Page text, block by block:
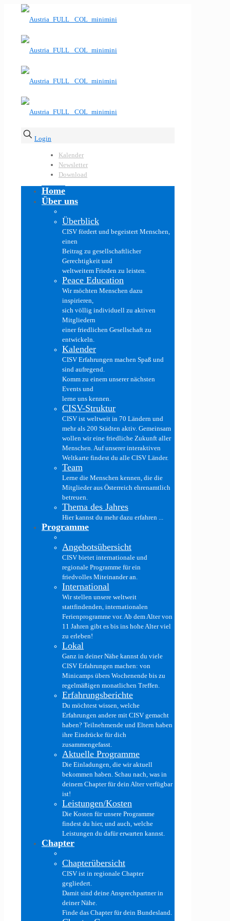
Login
Kalender
Newsletter
Download
Home
Über uns
Überblick
CISV fördert und begeistert Menschen,
einen
Beitrag zu gesellschaftlicher
Gerechtigkeit und
weltweitem Frieden zu leisten.
Peace Education
Wir möchten Menschen dazu
inspirieren,
sich völlig individuell zu aktiven
Mitgliedern
einer friedlichen Gesellschaft zu
entwickeln.
Kalender
CISV Erfahrungen machen Spaß und
sind aufregend.
Komm zu einem unserer nächsten
Events und
lerne uns kennen.
CISV-Struktur
CISV ist weltweit in 70 Ländern und
mehr als 200 Städten aktiv. Gemeinsam
wollen wir eine friedliche Zukunft aller
Menschen. Auf unserer interaktiven
Weltkarte findest du alle CISV Länder.
Team
Lerne die Menschen kennen, die die
Mitglieder aus Österreich ehrenamtlich
betreuen.
Thema des Jahres
Hier kannst du mehr dazu erfahren ...
Programme
Angebotsübersicht
CISV bietet internationale und
regionale Programme für ein
friedvolles Miteinander an.
International
Wir stellen unsere weltweit
stattfindenden, internationalen
Ferienprogramme vor. Ab dem Alter von
11 Jahren gibt es bis ins hohe Alter viel
zu erleben!
Lokal
Ganz in deiner Nähe kannst du viele
CISV Erfahrungen machen: von
Minicamps übers Wochenende bis zu
regelmäßigen monatlichen Treffen.
Erfahrungsberichte
Du möchtest wissen, welche
Erfahrungen andere mit CISV gemacht
haben? Teilnehmende und Eltern haben
ihre Eindrücke für dich
zusammengefasst.
Aktuelle Programme
Die Einladungen, die wir aktuell
bekommen haben. Schau nach, was in
deinem Chapter für dein Alter verfügbar
ist!
Leistungen/Kosten
Die Kosten für unsere Programme
findest du hier, und auch, welche
Leistungen du dafür erwarten kannst.
Chapter
Chapterübersicht
CISV ist in regionale Chapter
gegliedert.
Damit sind deine Ansprechpartner in
deiner Nähe.
Finde das Chapter für dein Bundesland.